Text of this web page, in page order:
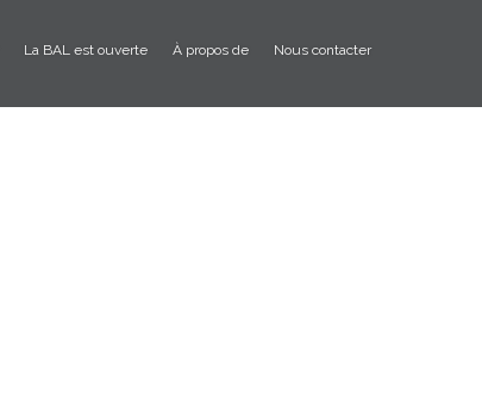
La BAL est ouverte À propos de Nous contacter